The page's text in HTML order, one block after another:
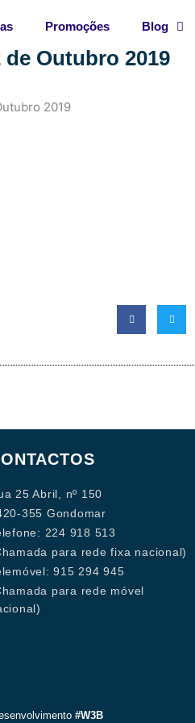
Promoções Blog
Outubro 2019
25 Abril, nº 150
355 Gondomar
224 918 513
para rede fixa nacional)
915 294 945
para rede móvel
#W3B